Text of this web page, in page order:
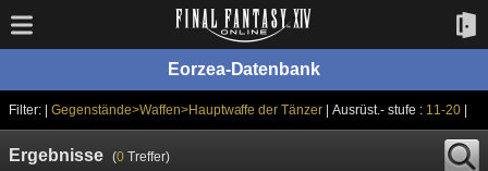
Eorzea-Datenbank
Filter: | Gegenstände>Waffen>Hauptwaffe der Tänzer | Ausrüst.- stufe : 11-20|
Ergebnisse (0Treffer)